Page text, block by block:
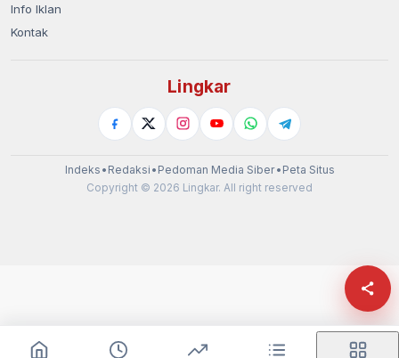
Info Iklan
Kontak
Lingkar
Indeks • Redaksi • Pedoman Media Siber• Peta Situs
Copyright © 2026 Lingkar. All right reserved